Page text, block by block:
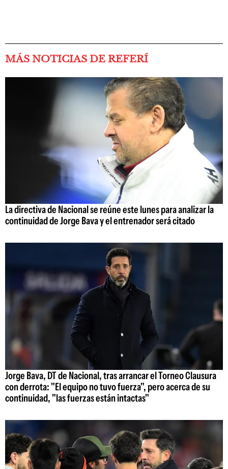
MÁS NOTICIAS DE REFERÍ
La directiva de Nacional se reúne este lunes para analizar la
continuidad de Jorge Bava y el entrenador será citado
Jorge Bava, DT de Nacional, tras arrancar el Torneo Clausura
con derrota: "El equipo no tuvo fuerza", pero acerca de su
continuidad, "las fuerzas están intactas"